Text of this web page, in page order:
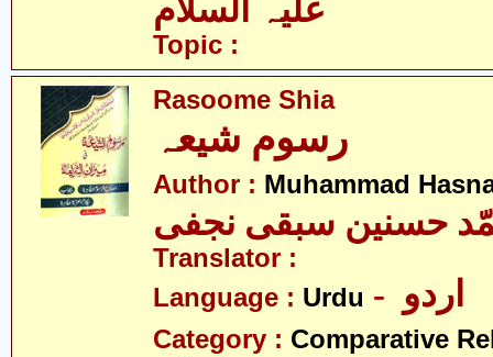
Topic :
Rasoome Shia
Author : Muhammad
حسنین سبقی نجفی
Translator :
Language : Urdu
Category : Comparative